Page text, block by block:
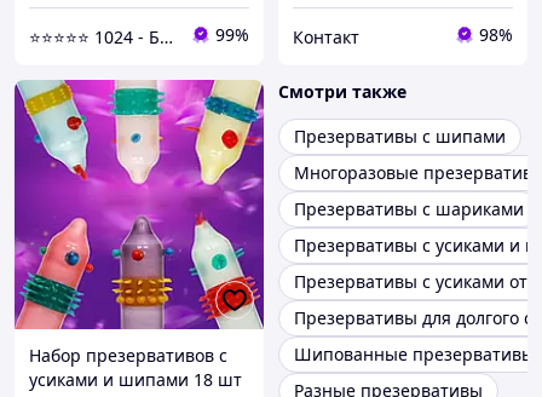
⭐⭐⭐⭐⭐ 1024 - Быстрая отправка в день заказа 99% Контакт 98%
Набор презервативов с
усиками и шипами 18 шт
Смотри также
Презервативы с шипами
Многоразовые
Презервативы с шариками
Презервативы с усиками и
Презервативы с усиками
Презервативы для долгого
Шипованные презервативы
Разные презервативы